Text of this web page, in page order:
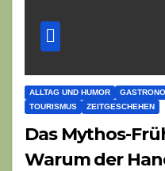
ALLTAG UND HUMOR
TOURISMUS
ZEITGESCHEHEN
Das Mythos-
Warum der